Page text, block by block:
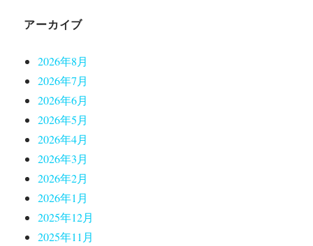
アーカイブ
2026年8月
2026年7月
2026年6月
2026年5月
2026年4月
2026年3月
2026年2月
2026年1月
2025年12月
2025年11月